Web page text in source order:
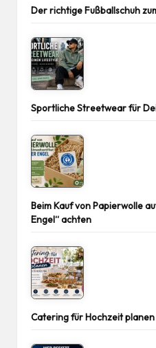
Der richtige Fußballschuh
Sportliche Streetwear für
Beim Kauf von Papierwolle
Engel“ achten
Catering für Hochzeit